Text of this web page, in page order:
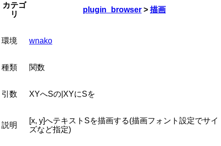
カテゴ
リ
plugin_browser > 描画
環境 wnako
種類 関数
引数 XYへSの|XYにSを
説明
[x, y]へテキストSを描画する(描画フォント設定でサイ
ズなど指定)